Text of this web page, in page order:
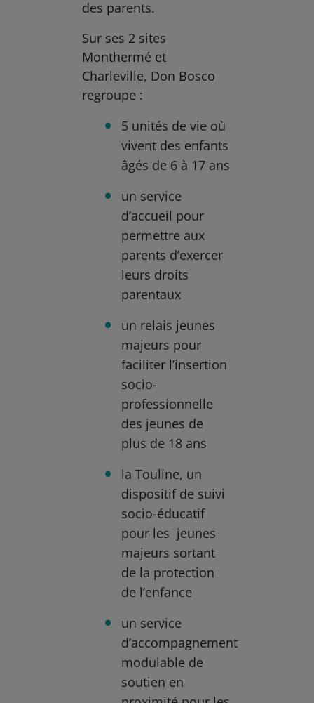
des parents.
Sur ses 2 sites
Monthermé et
Charleville, Don Bosco
regroupe :
5 unités de vie où
vivent des enfants
âgés de 6 à 17 ans
un service
d’accueil pour
permettre aux
parents d’exercer
leurs droits
parentaux
un relais jeunes
majeurs pour
faciliter l’insertion
socio-
professionnelle
des jeunes de
plus de 18 ans
la Touline, un
dispositif de suivi
socio-éducatif
pour les jeunes
majeurs sortant
de la protection
de l’enfance
un service
d’accompagnement
modulable de
soutien en